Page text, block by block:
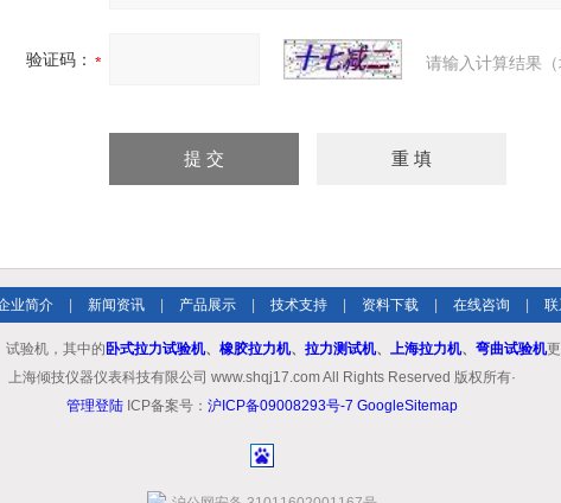
验证码： 请输入计算结果
业简介 新闻资讯 产品展示 技术支持 资料下载 在线咨询 联
试验机，其中的 卧式拉力试验机、 橡胶拉力机、 拉力测试机、 上海拉力机、 弯曲试验机
上海倾技仪器仪表科技有限公司 www.shqj17.com All Rights Reserved 版权所有·
管理登陆 ICP备案号： 沪ICP备09008293号-7 GoogleSitemap